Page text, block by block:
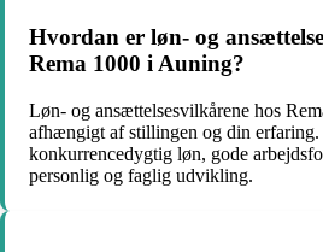
Hvordan er løn- og
Rema 1000 i Auning?
Løn- og ansættelsesvilkårene hos
afhængigt af stillingen og din
konkurrencedygtig løn, gode
personlig og faglig udvikling.